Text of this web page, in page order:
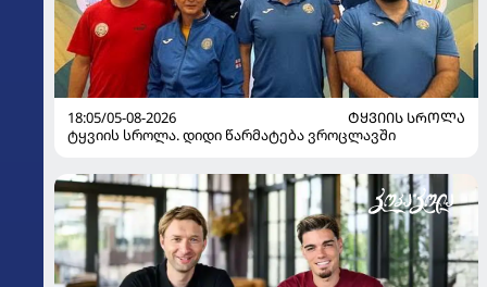
18:05/05-08-2026
ᲢᲧᲕᲘᲘᲡ ᲡᲠᲝᲚᲐ
ტყვიის სროლა. დიდი წარმატება ვროცლავში